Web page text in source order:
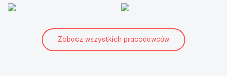
Zobacz wszystkich pracodawców